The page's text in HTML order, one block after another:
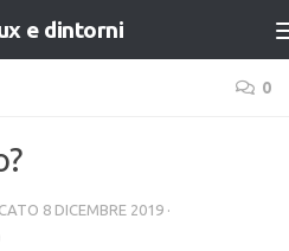
e dintorni
0
8 DICEMBRE 2019 ·